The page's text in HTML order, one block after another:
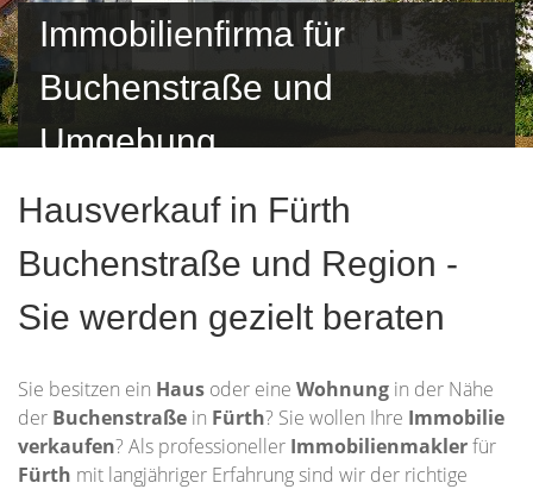
Immobilienfirma für
Buchenstraße und
Umgebung
Hausverkauf in Fürth
Buchenstraße und Region -
Sie werden gezielt beraten
Sie besitzen ein Haus oder eine Wohnung in der Nähe
der Buchenstraße in Fürth? Sie wollen Ihre Immobilie
verkaufen? Als professioneller Immobilienmaklerfür
Fürth mit langjähriger Erfahrung sind wir der richtige